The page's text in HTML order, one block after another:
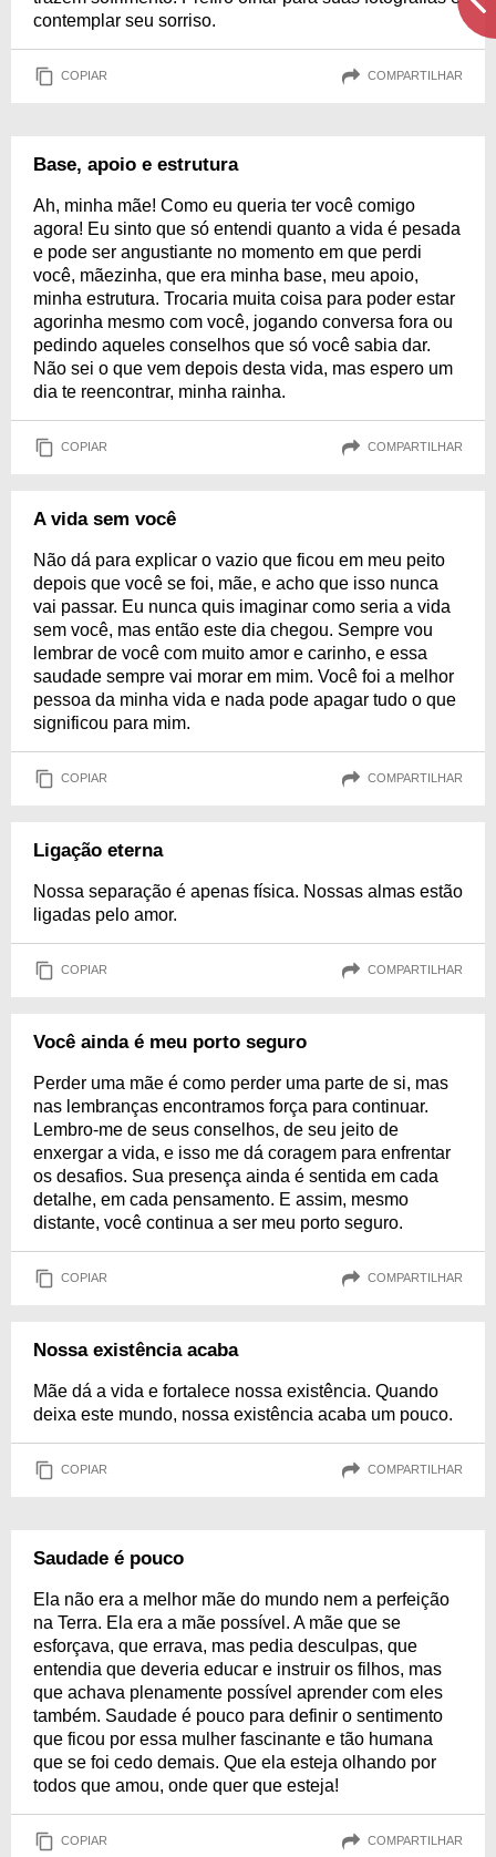
contemplar seu sorriso.
COPIAR COMPARTILHAR
Base, apoio e estrutura
Ah, minha mãe! Como eu queria ter você comigo
agora! Eu sinto que só entendi quanto a vida é pesada
e pode ser angustiante no momento em que perdi
você, mãezinha, que era minha base, meu apoio,
minha estrutura. Trocaria muita coisa para poder estar
agorinha mesmo com você, jogando conversa fora ou
pedindo aqueles conselhos que só você sabia dar.
Não sei o que vem depois desta vida, mas espero um
dia te reencontrar, minha rainha.
COPIAR COMPARTILHAR
A vida sem você
Não dá para explicar o vazio que ficou em meu peito
depois que você se foi, mãe, e acho que isso nunca
vai passar. Eu nunca quis imaginar como seria a vida
sem você, mas então este dia chegou. Sempre vou
lembrar de você com muito amor e carinho, e essa
saudade sempre vai morar em mim. Você foi a melhor
pessoa da minha vida e nada pode apagar tudo o que
significou para mim.
COPIAR COMPARTILHAR
Ligação eterna
Nossa separação é apenas física. Nossas almas estão
ligadas pelo amor.
COPIAR COMPARTILHAR
Você ainda é meu porto seguro
Perder uma mãe é como perder uma parte de si, mas
nas lembranças encontramos força para continuar.
Lembro-me de seus conselhos, de seu jeito de
enxergar a vida, e isso me dá coragem para enfrentar
os desafios. Sua presença ainda é sentida em cada
detalhe, em cada pensamento. E assim, mesmo
distante, você continua a ser meu porto seguro.
COPIAR COMPARTILHAR
Nossa existência acaba
Mãe dá a vida e fortalece nossa existência. Quando
deixa este mundo, nossa existência acaba um pouco.
COPIAR COMPARTILHAR
Saudade é pouco
Ela não era a melhor mãe do mundo nem a perfeição
na Terra. Ela era a mãe possível. A mãe que se
esforçava, que errava, mas pedia desculpas, que
entendia que deveria educar e instruir os filhos, mas
que achava plenamente possível aprender com eles
também. Saudade é pouco para definir o sentimento
que ficou por essa mulher fascinante e tão humana
que se foi cedo demais. Que ela esteja olhando por
todos que amou, onde quer que esteja!
COPIAR COMPARTILHAR